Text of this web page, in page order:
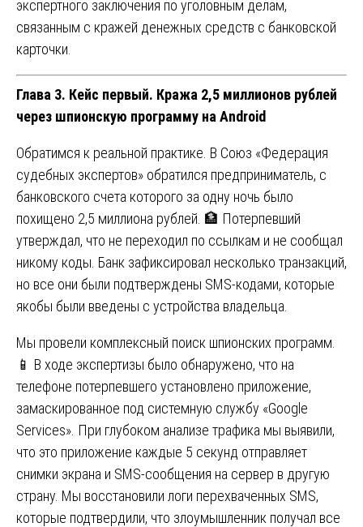
экспертного заключения по уголовным делам,
связанным с кражей денежных средств с банковской
карточки.
Глава 3. Кейс первый. Кража 2,5 миллионов рублей
через шпионскую программу на Android
Обратимся к реальной практике. В Союз «Федерация
судебных экспертов» обратился предприниматель, с
банковского счета которого за одну ночь было
похищено 2,5 миллиона рублей. 🏦 Потерпевший
утверждал, что не переходил по ссылкам и не сообщал
никому коды. Банк зафиксировал несколько транзакций,
но все они были подтверждены SMS-кодами, которые
якобы были введены с устройства владельца.
Мы провели комплексный поиск шпионских программ.
📱 В ходе экспертизы было обнаружено, что на
телефоне потерпевшего установлено приложение,
замаскированное под системную службу «Google
Services». При глубоком анализе трафика мы выявили,
что это приложение каждые 5 секунд отправляет
снимки экрана и SMS-сообщения на сервер в другую
страну. Мы восстановили логи перехваченных SMS,
которые подтвердили, что злоумышленник получал все